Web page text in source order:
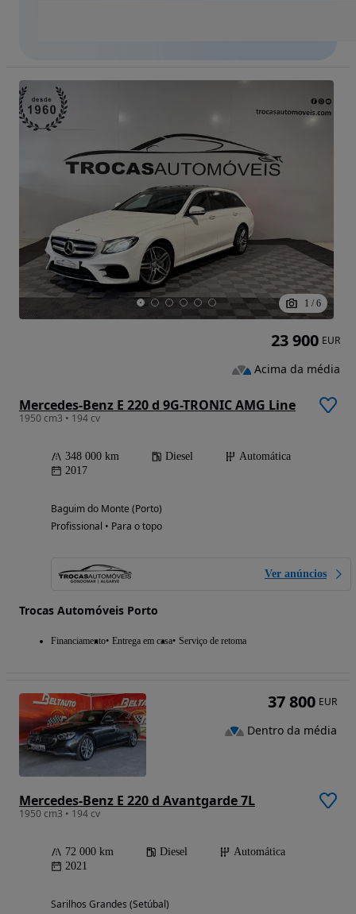
1 / 6
Mercedes-Benz E 220 d 9G-TRONIC AMG Line
1950 cm3 • 194 cv
348 000 km Diesel
Automática
2017
Baguim do Monte (Porto)
Profissional • Para o topo
Ver anúncios
Trocas Automóveis Porto
Financiamento Entrega em casa Serviço de retoma
23 900 EUR
Acima da média
Mercedes-Benz E 220 d Avantgarde 7L
1950 cm3 • 194 cv
72 000 km Diesel
Automática
2021
Sarilhos Grandes (Setúbal)
37 800 EUR
Dentro da média